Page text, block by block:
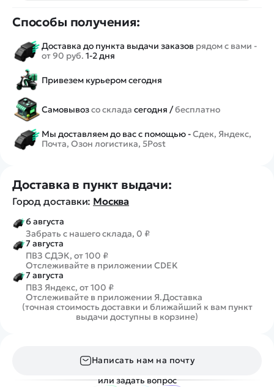
Способы получения:
Доставка до пункта выдачи заказов рядом с вами -
от 90 руб. 1-2 дня
Привезем курьером сегодня
Самовывозсо склада сегодня /бесплатно
Мы доставляем до вас с помощью -Сдек, Яндекс,
Почта, Озон логистика, 5Post
Доставка в пункт выдачи:
Город доставки: Москва
6 августа
Забрать с нашего склада, 0 ₽
7 августа
ПВЗ СДЭК, от 100 ₽
Отслеживайте в приложении CDEK
7 августа
ПВЗ Яндекс, от 100 ₽
Отслеживайте в приложении Я.Доставка
(точная стоимость доставки и ближайший к вам пункт
выдачи доступны в корзине)
Написать нам на почту
или задать вопрос